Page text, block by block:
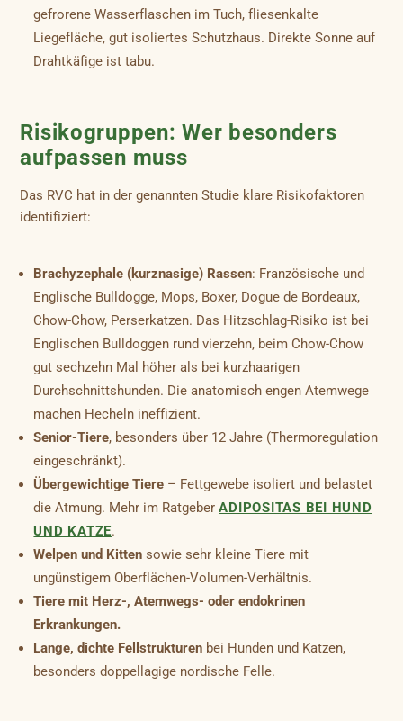
gefrorene Wasserflaschen im Tuch, fliesenkalte
Liegefläche, gut isoliertes Schutzhaus. Direkte Sonne auf
Drahtkäfige ist tabu.
Risikogruppen: Wer besonders
aufpassen muss
Das RVC hat in der genannten Studie klare Risikofaktoren
identifiziert:
Brachyzephale (kurznasige) Rassen: Französische und
Englische Bulldogge, Mops, Boxer, Dogue de Bordeaux,
Chow-Chow, Perserkatzen. Das Hitzschlag-Risiko ist bei
Englischen Bulldoggen rund vierzehn, beim Chow-Chow
gut sechzehn Mal höher als bei kurzhaarigen
Durchschnittshunden. Die anatomisch engen Atemwege
machen Hecheln ineffizient.
Senior-Tiere, besonders über 12 Jahre (Thermoregulation
eingeschränkt).
Übergewichtige Tiere – Fettgewebe isoliert und belastet
die Atmung. Mehr im RatgeberADIPOSITAS BEI HUND
UND KATZE.
Welpen und Kitten sowie sehr kleine Tiere mit
ungünstigem Oberflächen-Volumen-Verhältnis.
Tiere mit Herz-, Atemwegs- oder endokrinen
Erkrankungen.
Lange, dichte Fellstrukturen bei Hunden und Katzen,
besonders doppellagige nordische Felle.